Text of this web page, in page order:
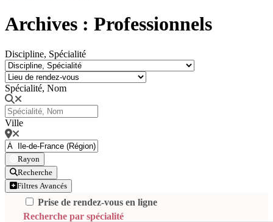
Archives : Professionnels
Discipline, Spécialité
Spécialité, Nom
Ville
Rayon
Recherche
Filtres Avancés
Prise de rendez-vous en ligne
Recherche par spécialité